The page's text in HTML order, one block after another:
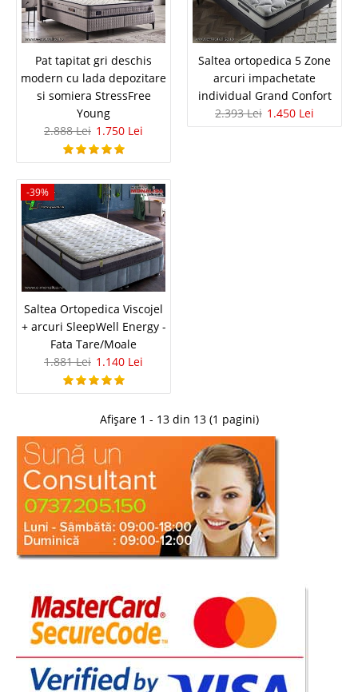
Lada si Somiera inclusa - Diamond
Prime de LUX
Pachet Pat tapitat chester cu baza lada si sistem de ridicare + Saltea
Pocket Spring ⭐ Istikbal Diamond Prime Pretul pe Set include pat si
saltea 100x200 cm. Optional se comanda separat doar pat, doar saltea
sau ambele Dimensiuni disponibile pt. Copii..
5.670 Lei
Pret Redus
Vezi Detalii
Adauga la Favorite
Pat tapitat stofa Crem si baza cu lada
depozitare Enzo
Pat tapitat Crem stofa rezistenta - baza cu Lada de depozitare si
somiera Enzo Oferta de vanzari paturi tapitate este foarte variata dar
patul cu lada pentru lenjerie Enzo se remarca prin linia de design, prin
nivelul de calitate garantat de un producator..
3.876 Lei
Pret Redus 2.249 Lei
In Stoc
Vezi Detalii
Pat tapitat gri deschis
modern cu lada depozitare
si somiera StressFree
Young
2.888 Lei 1.750 Lei
Saltea ortopedica 5 Zone
arcuri impachetate
individual Grand Confort
2.393 Lei 1.450 Lei
-39%
Saltea Ortopedica Viscojel
+ arcuri SleepWell Energy -
Fata Tare/Moale
1.881 Lei 1.140 Lei
Afișare 1 - 13 din 13 (1 pagini)